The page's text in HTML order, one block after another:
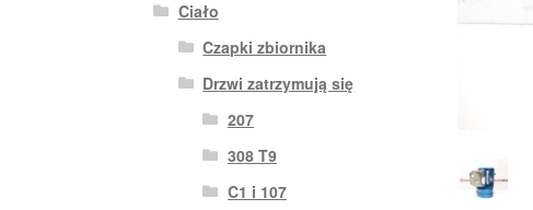
Ciało
Czapki zbiornika
Drzwi zatrzymują się
207
308 T9
C1 i 107